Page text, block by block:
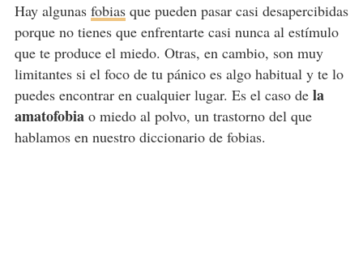
Hay algunas fobiasque pueden pasar casi desapercibidas
porque no tienes que enfrentarte casi nunca al estímulo
que te produce el miedo. Otras, en cambio, son muy
limitantes si el foco de tu pánico es algo habitual y te lo
puedes encontrar en cualquier lugar. Es el caso dela
amatofobiao miedo al polvo, un trastorno del que
hablamos en nuestro diccionario de fobias.